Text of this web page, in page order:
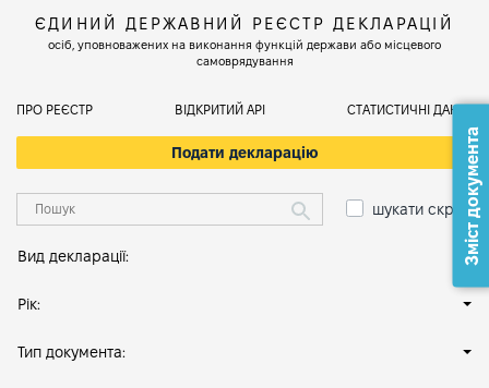
ЄДИНИЙ ДЕРЖАВНИЙ РЕЄСТР ДЕКЛАРАЦІЙ
осіб, уповноважених на виконання функцій держави або місцевого
самоврядування
ПРО РЕЄСТР ВІДКРИТИЙ АРІ СТАТИСТИЧНІ ДАНІ
Подати декларацію
шукати скрізь
Вид декларації:
Рік:
Тип документа:
Зміст документа